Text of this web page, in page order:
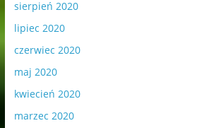
sierpień 2020
lipiec 2020
czerwiec 2020
maj 2020
kwiecień 2020
marzec 2020